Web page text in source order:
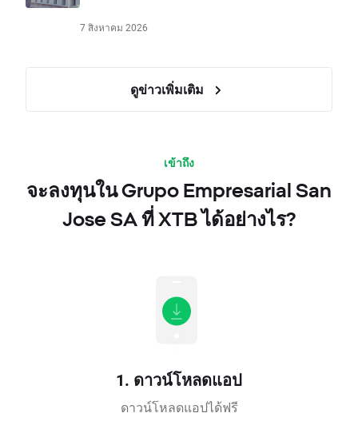
7 สิงหาคม 2026
ดูข่าวเพิ่มเติม
เข้าถึง
จะลงทุนใน Grupo Empresarial San
Jose SA ที่ XTB ได้อย่างไร?
1. ดาวน์โหลดแอป
ดาวน์โหลดแอปได้ฟรี